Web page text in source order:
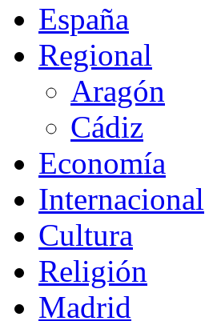
España
Regional
Aragón
Cádiz
Economía
Internacional
Cultura
Religión
Madrid